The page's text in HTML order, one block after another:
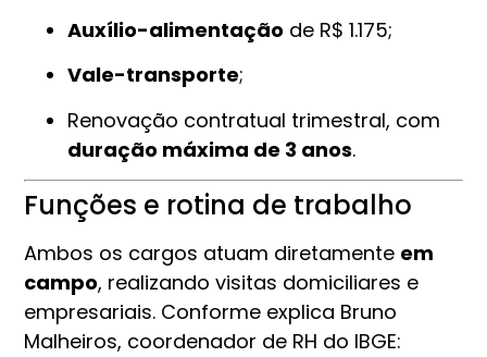
Auxílio-alimentação de R$ 1.175;
Vale-transporte;
Renovação contratual trimestral, com
duração máxima de 3 anos.
Funções e rotina de trabalho
Ambos os cargos atuam diretamente em
campo, realizando visitas domiciliares e
empresariais. Conforme explica Bruno
Malheiros, coordenador de RH do IBGE: